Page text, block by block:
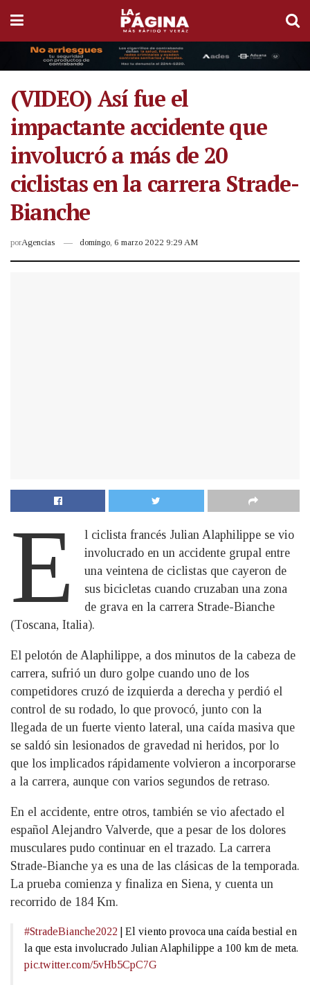
(VIDEO) Así fue el
impactante accidente que
involucró a más de 20
ciclistas en la carrera Strade-
Bianche
porAgencias domingo, 6 marzo 2022 9:29 AM
E
l ciclista francés Julian Alaphilippe se vio
involucrado en un accidente grupal entre
una veintena de ciclistas que cayeron de
sus bicicletas cuando cruzaban una zona
de grava en la carrera Strade-Bianche
(Toscana, Italia).
El pelotón de Alaphilippe, a dos minutos de la cabeza de
carrera, sufrió un duro golpe cuando uno de los
competidores cruzó de izquierda a derecha y perdió el
control de su rodado, lo que provocó, junto con la
llegada de un fuerte viento lateral, una caída masiva que
se saldó sin lesionados de gravedad ni heridos, por lo
que los implicados rápidamente volvieron a incorporarse
a la carrera, aunque con varios segundos de retraso.
En el accidente, entre otros, también se vio afectado el
español Alejandro Valverde, que a pesar de los dolores
musculares pudo continuar en el trazado. La carrera
Strade-Bianche ya es una de las clásicas de la temporada.
La prueba comienza y finaliza en Siena, y cuenta un
recorrido de 184 Km.
#StradeBianche2022 | El viento provoca una caída bestial en
la que esta involucrado Julian Alaphilippe a 100 km de meta.
pic.twitter.com/5vHb5CpC7G